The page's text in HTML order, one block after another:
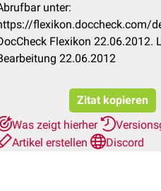
unter:
flexikon.doccheck.com/
Flexikon 22.06.2012.
22.06.2012
Zitat kopieren
Was zeigt hierher
Artikel erstellen
Discord